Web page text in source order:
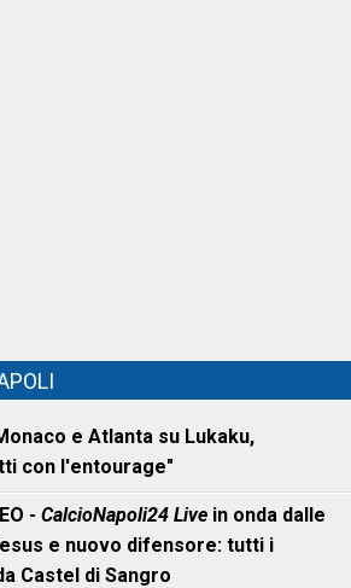
e Atlanta su Lukaku,
con l'entourage"
- CalcioNapoli24 Live in onda dalle
e nuovo difensore: tutti i
Castel di Sangro